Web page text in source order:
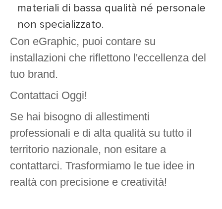
materiali di bassa qualità né personale
non specializzato.
Con eGraphic, puoi contare su
installazioni che riflettono l'eccellenza del
tuo brand.
Contattaci Oggi!
Se hai bisogno di allestimenti
professionali e di alta qualità su tutto il
territorio nazionale, non esitare a
contattarci. Trasformiamo le tue idee in
realtà con precisione e creatività!